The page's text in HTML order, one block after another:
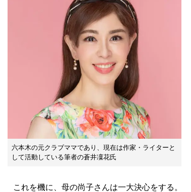
六本木の元クラブママであり、現在は作家・ライターと
して活動している筆者の蒼井凜花氏
これを機に、母の尚子さんは一大決心をする。